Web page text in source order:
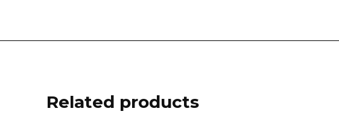
Related products